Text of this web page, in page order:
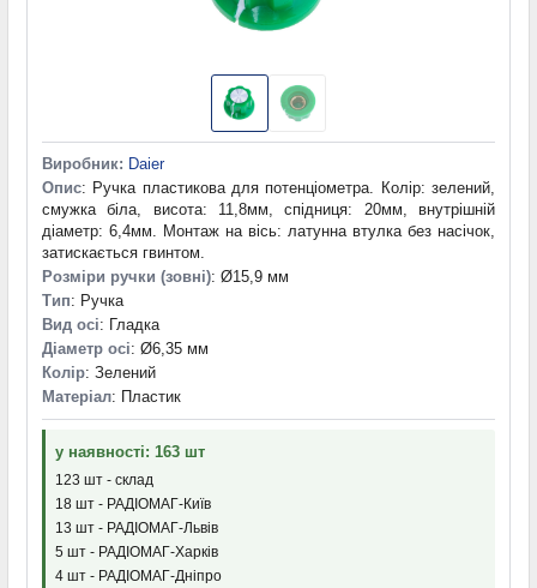
Виробник: Daier
Опис: Ручка пластикова для потенціометра. Колір: зелений,
смужка біла, висота: 11,8мм, спідниця: 20мм, внутрішній
діаметр: 6,4мм. Монтаж на вісь: латунна втулка без насічок,
затискається гвинтом.
Розміри ручки (зовні): Ø15,9 мм
Тип: Ручка
Вид осі: Гладка
Діаметр осі: Ø6,35 мм
Колір: Зелений
Матеріал: Пластик
у наявності: 163 шт
123 шт - склад
18 шт - РАДІОМАГ-Київ
13 шт - РАДІОМАГ-Львів
5 шт - РАДІОМАГ-Харків
4 шт - РАДІОМАГ-Дніпро